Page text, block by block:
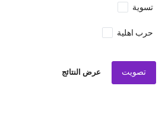
تسوية
حرب اهلية
تصويت عرض النتائج